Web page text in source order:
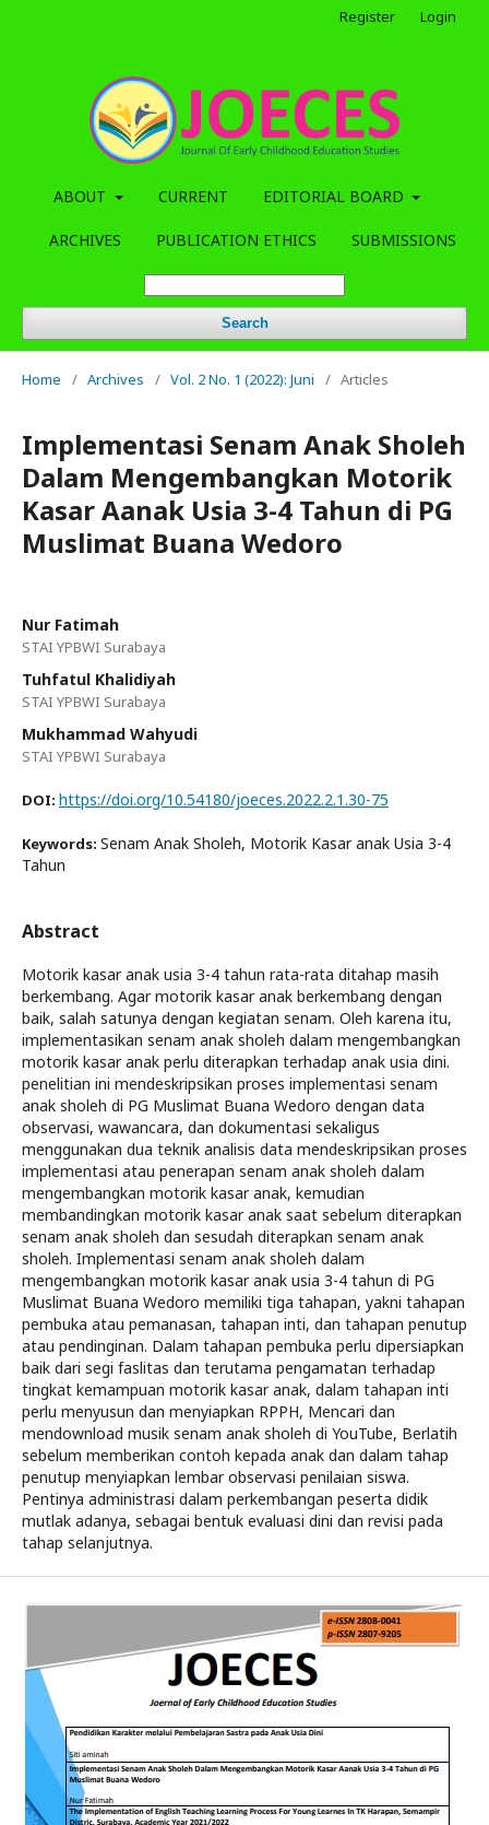
ABOUT CURRENT EDITORIAL BOARD
ARCHIVES PUBLICATION ETHICS SUBMISSIONS
Search
Register Login
Home / Archives / Vol. 2 No. 1 (2022): Juni / Articles
Implementasi Senam Anak Sholeh
Dalam Mengembangkan Motorik
Kasar Aanak Usia 3-4 Tahun di PG
Muslimat Buana Wedoro
Nur Fatimah
STAI YPBWI Surabaya
Tuhfatul Khalidiyah
STAI YPBWI Surabaya
Mukhammad Wahyudi
STAI YPBWI Surabaya
DOI: https://doi.org/10.54180/joeces.2022.2.1.30-75
Keywords: Senam Anak Sholeh, Motorik Kasar anak Usia 3-4
Tahun
Abstract
Motorik kasar anak usia 3-4 tahun rata-rata ditahap masih
berkembang. Agar motorik kasar anak berkembang dengan
baik, salah satunya dengan kegiatan senam. Oleh karena itu,
implementasikan senam anak sholeh dalam mengembangkan
motorik kasar anak perlu diterapkan terhadap anak usia dini.
penelitian ini mendeskripsikan proses implementasi senam
anak sholeh di PG Muslimat Buana Wedoro dengan data
observasi, wawancara, dan dokumentasi sekaligus
menggunakan dua teknik analisis data mendeskripsikan proses
implementasi atau penerapan senam anak sholeh dalam
mengembangkan motorik kasar anak, kemudian
membandingkan motorik kasar anak saat sebelum diterapkan
senam anak sholeh dan sesudah diterapkan senam anak
sholeh. Implementasi senam anak sholeh dalam
mengembangkan motorik kasar anak usia 3-4 tahun di PG
Muslimat Buana Wedoro memiliki tiga tahapan, yakni tahapan
pembuka atau pemanasan, tahapan inti, dan tahapan penutup
atau pendinginan. Dalam tahapan pembuka perlu dipersiapkan
baik dari segi faslitas dan terutama pengamatan terhadap
tingkat kemampuan motorik kasar anak, dalam tahapan inti
perlu menyusun dan menyiapkan RPPH, Mencari dan
mendownload musik senam anak sholeh di YouTube, Berlatih
sebelum memberikan contoh kepada anak dan dalam tahap
penutup menyiapkan lembar observasi penilaian siswa.
Pentinya administrasi dalam perkembangan peserta didik
mutlak adanya, sebagai bentuk evaluasi dini dan revisi pada
tahap selanjutnya.